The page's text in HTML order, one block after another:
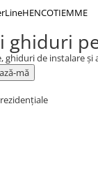
HENCOTIEMME
ghiduri
de instalare
mă